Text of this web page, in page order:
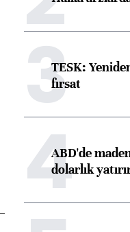
3TESK:
fırsat
4
ABD'de
dolarlık